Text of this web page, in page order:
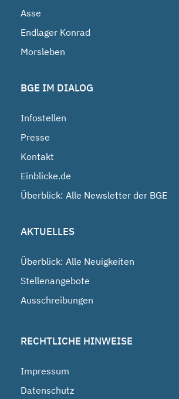
Asse
Endlager Konrad
Morsleben
BGE IM DIALOG
Infostellen
Presse
Kontakt
Einblicke.de
Überblick: Alle Newsletter der BGE
AKTUELLES
Überblick: Alle Neuigkeiten
Stellenangebote
Ausschreibungen
RECHTLICHE HINWEISE
Impressum
Datenschutz